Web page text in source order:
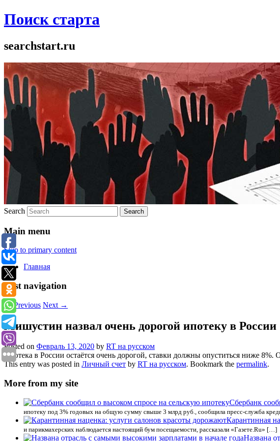
Поиск старта
searchstart.ru
Search
Main menu
Skip to primary content
Главная
Post navigation
←Previous Next →
Мишустин назвал очень дорогой ипотеку в России
Posted on Февраль 13, 2020 by RT на русском
Ипотека в России остаётся очень дорогой, ставки должны опуститься ниже
This entry was posted in Личный счет by RT на русском. Bookmark the permalink.
More from my site
Сбербанк
ипотеку под 3% годовых на общую сумму свыше 3 млрд руб., сообщила пресс-служба
Карантинная
и парикмахерских наблюдается настоящий бум посещаемости, рассказали «Газете.Ru» […]
Названа